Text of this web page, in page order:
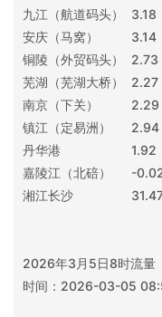
九江（航道码头）
3.18
安庆（马窝）
3.14
铜陵（外贸码头）
2.73
芜湖（芜湖大桥）
2.27
南京（下关）
2.29
镇江（定易洲）
2.94
丹华港
1.92
嘉陵江（北碚）
-
湘江长沙
2026年3月5日8时流量
时间：2026-03-05